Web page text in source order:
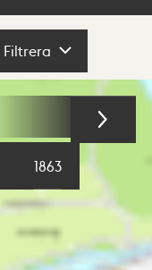
Filtrera
1863 1855